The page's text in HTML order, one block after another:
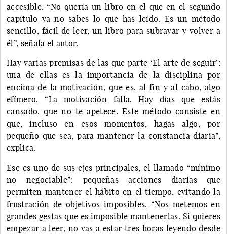
accesible. “No quería un libro en el que en el segundo
capítulo ya no sabes lo que has leído. Es un método
sencillo, fácil de leer, un libro para subrayar y volver a
él”, señala el autor.
Hay varias premisas de las que parte ‘El arte de seguir’:
una de ellas es la importancia de la disciplina por
encima de la motivación, que es, al fin y al cabo, algo
efímero. “La motivación falla. Hay días que estás
cansado, que no te apetece. Este método consiste en
que, incluso en esos momentos, hagas algo, por
pequeño que sea, para mantener la constancia diaria”,
explica.
Ese es uno de sus ejes principales, el llamado “mínimo
no negociable”: pequeñas acciones diarias que
permiten mantener el hábito en el tiempo, evitando la
frustración de objetivos imposibles. “Nos metemos en
grandes gestas que es imposible mantenerlas. Si quieres
empezar a leer, no vas a estar tres horas leyendo desde